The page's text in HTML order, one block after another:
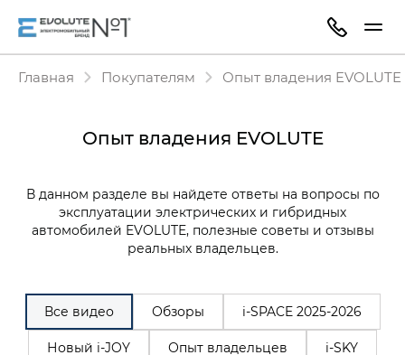
Главная Покупателям Опыт владения EVOLUTE
Опыт владения EVOLUTE
В данном разделе вы найдете ответы на вопросы по
эксплуатации электрических и гибридных
автомобилей EVOLUTE, полезные советы и отзывы
реальных владельцев.
Все видео Обзоры i‑SPACE 2025-2026
Новый i-JOY Опыт владельцев i-SKY